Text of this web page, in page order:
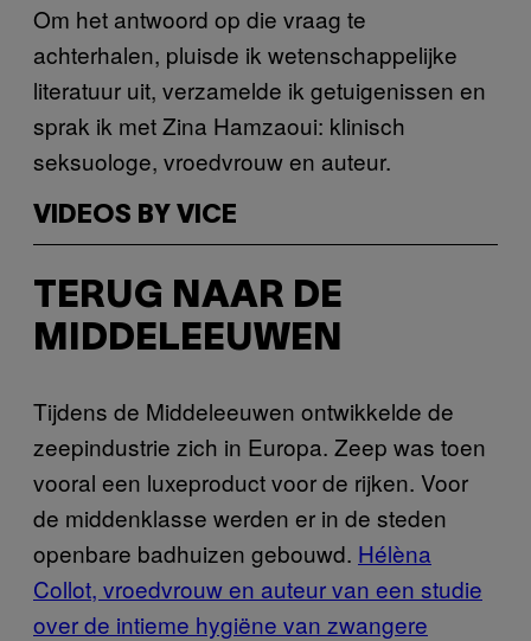
Om het antwoord op die vraag te
achterhalen, pluisde ik wetenschappelijke
literatuur uit, verzamelde ik getuigenissen en
sprak ik met Zina Hamzaoui: klinisch
seksuologe, vroedvrouw en auteur.
VIDEOS BY VICE
TERUG NAAR DE
MIDDELEEUWEN
Tijdens de Middeleeuwen ontwikkelde de
zeepindustrie zich in Europa. Zeep was toen
vooral een luxeproduct voor de rijken. Voor
de middenklasse werden er in de steden
openbare badhuizen gebouwd. Hélèna
Collot, vroedvrouw en auteur van een studie
over de intieme hygiëne van zwangere